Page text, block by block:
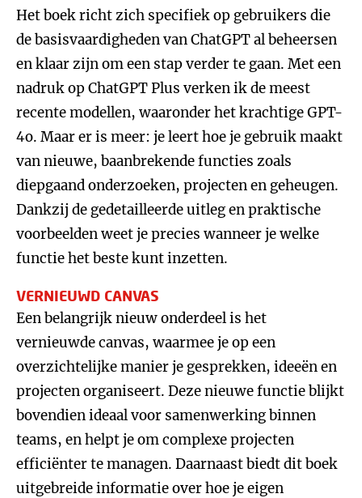
Het boek richt zich specifiek op gebruikers die
de basisvaardigheden van ChatGPT al beheersen
en klaar zijn om een stap verder te gaan. Met een
nadruk op ChatGPT Plus verken ik de meest
recente modellen, waaronder het krachtige GPT-
4o. Maar er is meer: je leert hoe je gebruik maakt
van nieuwe, baanbrekende functies zoals
diepgaand onderzoeken, projecten en geheugen.
Dankzij de gedetailleerde uitleg en praktische
voorbeelden weet je precies wanneer je welke
functie het beste kunt inzetten.
VERNIEUWD CANVAS
Een belangrijk nieuw onderdeel is het
vernieuwde canvas, waarmee je op een
overzichtelijke manier je gesprekken, ideeën en
projecten organiseert. Deze nieuwe functie blijkt
bovendien ideaal voor samenwerking binnen
teams, en helpt je om complexe projecten
efficiënter te managen. Daarnaast biedt dit boek
uitgebreide informatie over hoe je eigen